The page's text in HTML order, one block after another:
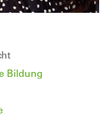
Bildung